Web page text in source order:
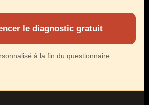
le diagnostic gratuit
à la fin du questionnaire.